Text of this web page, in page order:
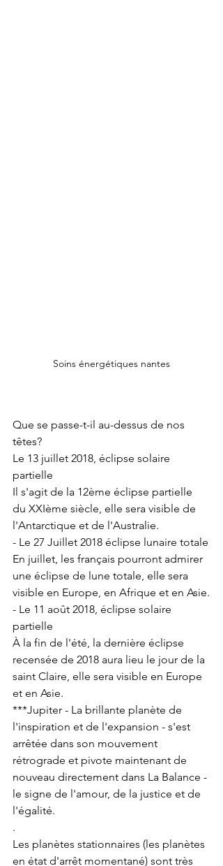
Soins énergétiques nantes
Que se passe-t-il au-dessus de nos
têtes?
Le 13 juillet 2018, éclipse solaire
partielle
Il s'agit de la 12ème éclipse partielle
du XXIème siècle, elle sera visible de
l'Antarctique et de l'Australie.
- Le 27 Juillet 2018 éclipse lunaire totale
En juillet, les français pourront admirer
une éclipse de lune totale, elle sera
visible en Europe, en Afrique et en Asie.
- Le 11 août 2018, éclipse solaire
partielle
À la fin de l'été, la dernière éclipse
recensée de 2018 aura lieu le jour de la
saint Claire, elle sera visible en Europe
et en Asie.
***Jupiter - La brillante planète de
l'inspiration et de l'expansion - s'est
arrêtée dans son mouvement
rétrograde et pivote maintenant de
nouveau directement dans La Balance -
le signe de l'amour, de la justice et de
l'égalité.
.
Les planètes stationnaires (les planètes
en état d'arrêt momentané) sont très